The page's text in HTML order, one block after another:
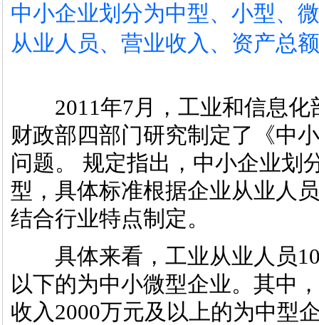
中小企业划分为中型、小型、
从业人员、营业收入、资产总
2011年7月，工业和信息化
财政部四部门研究制定了《中
问题。 规定指出，中小企业划
型，具体标准根据企业从业人
结合行业特点制定。
具体来看，工业从业人员
以下的为中小微型企业。其中
收入2000万元及以上的为中型